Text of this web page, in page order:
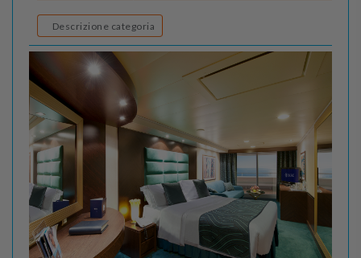
Descrizione categoria